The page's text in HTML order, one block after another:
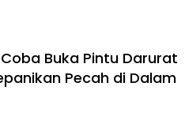
Buka Pintu Darurat
Pecah di Dalam